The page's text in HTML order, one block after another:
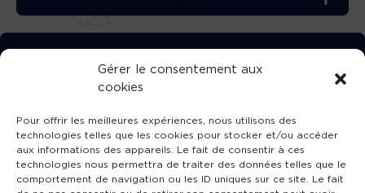
Gérer le consentement aux
cookies
Pour offrir les meilleures expériences, nous utilisons des
technologies telles que les cookies pour stocker et/ou accéder
aux informations des appareils. Le fait de consentir à ces
technologies nous permettra de traiter des données telles que le
comportement de navigation ou les ID uniques sur ce site. Le fait
TÉLÉCHARGEZ GRATUITEMENT
L’APPLICATION TVBA !
SUIVEZ-NOUS !